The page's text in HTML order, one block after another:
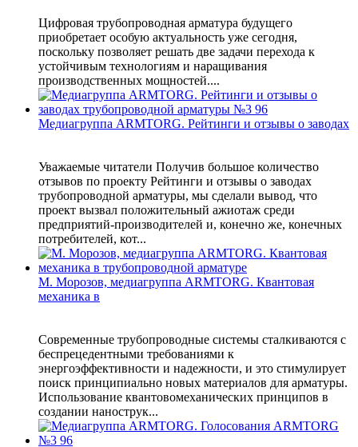
Цифровая трубопроводная арматура будущего
приобретает особую актуальность уже сегодня,
поскольку позволяет решать две задачи перехода к
устойчивым технологиям и наращивания
производственных мощностей....
Медиагруппа ARMTORG. Рейтинги и отзывы о заводах
Уважаемые читатели Получив большое количество
отзывов по проекту Рейтинги и отзывы о заводах
трубопроводной арматуры, мы сделали вывод, что
проект вызвал положительный ажиотаж среди
предприятий-производителей и, конечно же, конечных
потребителей, кот...
М. Морозов, медиагруппа ARMTORG. Квантовая
механика в
Современные трубопроводные системы сталкиваются с
беспрецедентными требованиями к
энергоэффективности и надежности, и это стимулирует
поиск принципиально новых материалов для арматуры.
Использование квантовомеханических принципов в
создании нанострук...